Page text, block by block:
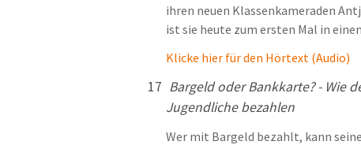
ihren neuen Klassenkameraden
ist sie heute zum ersten Mal in
Klicke hier für den Hörtext (Audio)
17 Bargeld oder Bankkarte? - Wie
Jugendliche bezahlen
Wer mit Bargeld bezahlt, kann